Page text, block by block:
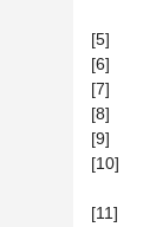
[5]
[6]
[7]
[8]
[9]
[10]
[11]